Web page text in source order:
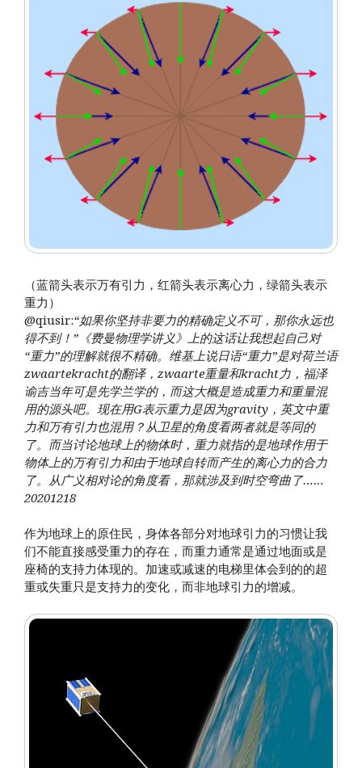
（蓝箭头表示万有引力，红箭头表示离心力，绿箭头表示
重力）
@qiusir:“如果你坚持非要力的精确定义不可，那你永远也
得不到！”《费曼物理学讲义》上的这话让我想起自己对
“重力”的理解就很不精确。维基上说日语“重力”是对荷兰语
zwaartekracht的翻译，zwaarte重量和kracht力，福泽
谕吉当年可是先学兰学的，而这大概是造成重力和重量混
用的源头吧。现在用G表示重力是因为gravity，英文中重
力和万有引力也混用？从卫星的角度看两者就是等同的
了。而当讨论地球上的物体时，重力就指的是地球作用于
物体上的万有引力和由于地球自转而产生的离心力的合力
了。从广义相对论的角度看，那就涉及到时空弯曲了……
20201218
作为地球上的原住民，身体各部分对地球引力的习惯让我
们不能直接感受重力的存在，而重力通常是通过地面或是
座椅的支持力体现的。加速或减速的电梯里体会到的的超
重或失重只是支持力的变化，而非地球引力的增减。